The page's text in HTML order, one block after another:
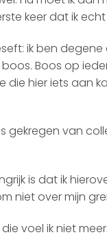
keer dat ik
ik ben
Boos op
die hier iets aan
gekregen van
is dat ik
niet over mijn
voel ik niet